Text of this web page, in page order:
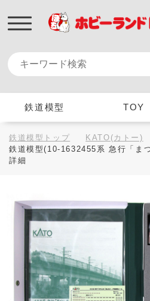
鉄道模型 TOY
鉄道模型トップ KATO(カトー)
鉄道模型(10-1632455系 急行「ま
詳細